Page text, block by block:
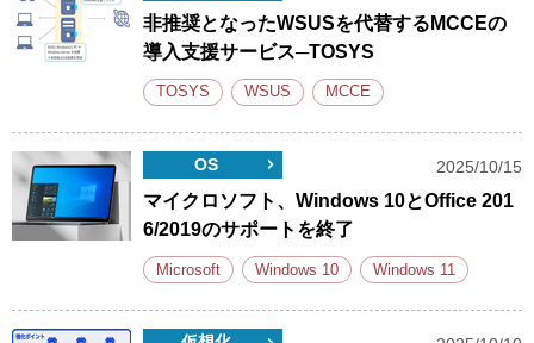
非推奨となったWSUSを代替するMCCEの
導入支援サービス─TOSYS
TOSYS WSUS MCCE
OS 2025/10/15
マイクロソフト、Windows 10とOffice 201
6/2019のサポートを終了
Microsoft Windows 10 Windows 11